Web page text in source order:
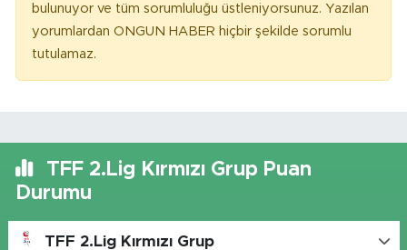
bulunuyor ve tüm sorumluluğu üstleniyorsunuz. Yazılan
yorumlardan ONGUN HABER hiçbir şekilde sorumlu
tutulamaz.
TFF 2.Lig Kırmızı Grup Puan
Durumu
TFF 2.Lig Kırmızı Grup